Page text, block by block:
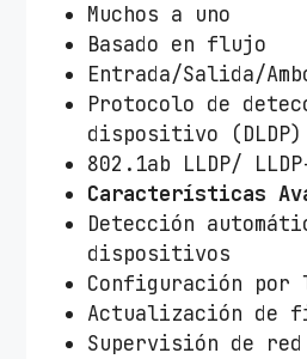
Muchos a uno
Basado en flujo
Entrada/Salida/
Protocolo de
dispositivo (DLDP)
802.1ab LLDP/ LLDP-
Características
Detección
dispositivos
Configuración por
Actualización de
Supervisión de